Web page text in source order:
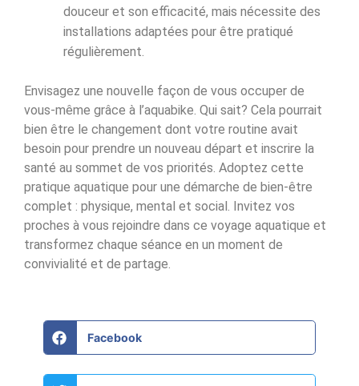
douceur et son efficacité, mais nécessite des
installations adaptées pour être pratiqué
régulièrement.
Envisagez une nouvelle façon de vous occuper de
vous-même grâce à l’aquabike. Qui sait? Cela pourrait
bien être le changement dont votre routine avait
besoin pour prendre un nouveau départ et inscrire la
santé au sommet de vos priorités. Adoptez cette
pratique aquatique pour une démarche de bien-être
complet : physique, mental et social. Invitez vos
proches à vous rejoindre dans ce voyage aquatique et
transformez chaque séance en un moment de
convivialité et de partage.
Facebook